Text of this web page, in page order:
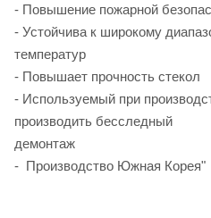
- Повышение пожарной
- Устойчива к широкому
температур
- Повышает прочность стекол
- Используемый при
производить бесследный
- Производство Южная Корея"